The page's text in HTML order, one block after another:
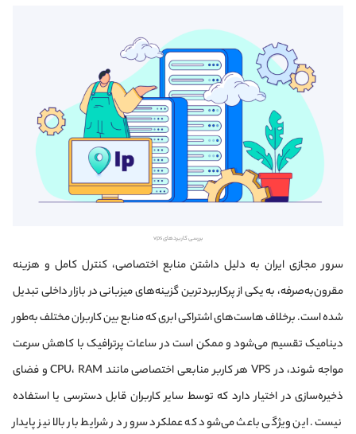
بررسی کاربردهای vps
سرور مجازی ایران به دلیل داشتن منابع اختصاصی، کنترل کامل و هزینه
مقرون‌به‌صرفه، به یکی از پرکاربردترین گزینه‌های میزبانی در بازار داخلی تبدیل
شده است. برخلاف هاست‌های اشتراکی ابری که منابع بین کاربران مختلف به‌طور
دینامیک تقسیم می‌شود و ممکن است در ساعات پرترافیک با کاهش سرعت
مواجه شوند، در VPS هر کاربر منابعی اختصاصی مانند CPU، RAM و فضای
ذخیره‌سازی در اختیار دارد که توسط سایر کاربران قابل دسترسی یا استفاده
نیست. این ویژگی باعث می‌شود که عملکرد سرور در شرایط بار بالا نیز پایدار